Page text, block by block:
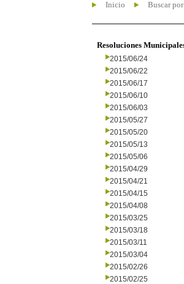
Inicio Buscar
Resoluciones
2015/06/24
2015/06/22
2015/06/17
2015/06/10
2015/06/03
2015/05/27
2015/05/20
2015/05/13
2015/05/06
2015/04/29
2015/04/21
2015/04/15
2015/04/08
2015/03/25
2015/03/18
2015/03/11
2015/03/04
2015/02/26
2015/02/25